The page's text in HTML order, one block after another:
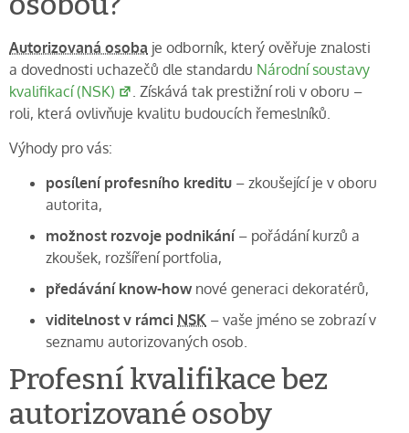
Autorizovaná osoba je odborník, který ověřuje znalosti
a dovednosti uchazečů dle standardu Národní soustavy
kvalifikací (NSK)
. Získává tak prestižní roli v oboru –
roli, která ovlivňuje kvalitu budoucích řemeslníků.
Výhody pro vás:
posílení profesního kreditu – zkoušející je v oboru
autorita,
možnost rozvoje podnikání– pořádání kurzů a
zkoušek, rozšíření portfolia,
předávání know-how nové generaci dekoratérů,
viditelnost v rámci NSK – vaše jméno se zobrazí v
seznamu autorizovaných osob.
Profesní kvalifikace bez
autorizované osoby